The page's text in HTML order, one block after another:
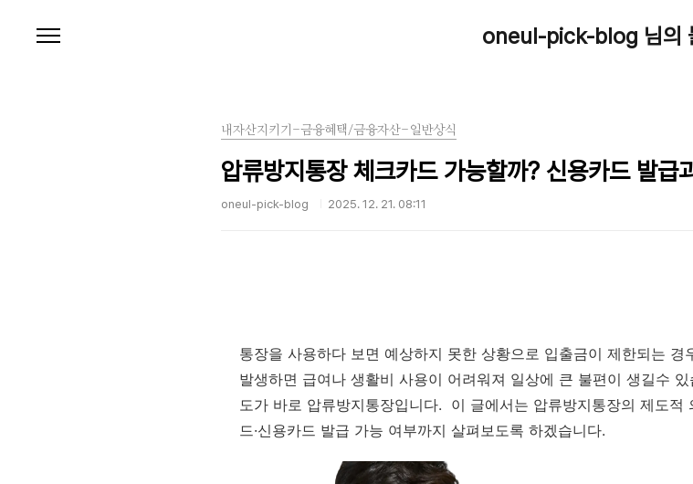
oneul-pick-blog 님의
내자산지키기-금융혜택/금융자산-일반상식
압류방지통장 체크카드 가능할까? 신용카드 발급
oneul-pick-blog 2025. 12. 21. 08:11
통장을 사용하다 보면 예상하지 못한 상황으로 입출금이 제한되는
발생하면 급여나 생활비 사용이 어려워져 일상에 큰 불편이 생길수
도가 바로 압류방지통장입니다. 이 글에서는 압류방지통장의 제도적
드·신용카드 발급 가능 여부까지 살펴보도록 하겠습니다.